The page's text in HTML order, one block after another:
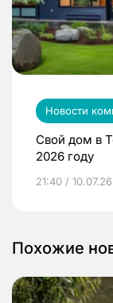
Новости
Свой дом в
2026 году
21:40 / 10.07.26
Похожие